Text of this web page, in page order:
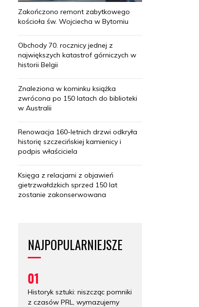
Zakończono remont zabytkowego
kościoła św. Wojciecha w Bytomiu
Obchody 70. rocznicy jednej z
największych katastrof górniczych w
historii Belgii
Znaleziona w kominku książka
zwrócona po 150 latach do biblioteki
w Australii
Renowacja 160-letnich drzwi odkryła
historię szczecińskiej kamienicy i
podpis właściciela
Księga z relacjami z objawień
gietrzwałdzkich sprzed 150 lat
zostanie zakonserwowana
NAJPOPULARNIEJSZE
01
Historyk sztuki: niszcząc pomniki
z czasów PRL, wymazujemy